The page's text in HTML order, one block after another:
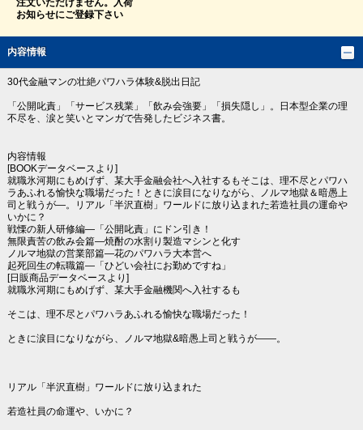
お知らせにご登録下さい
内容情報
30代金融マンの壮絶パワハラ体験&脱出日記
「公開叱責」「サービス残業」「飲み会強要」「損失隠し」。日本型企業の理
不尽を、涙と笑いとマンガで告発したビジネス書。
内容情報
[BOOKデータベースより]
就職氷河期にもめげず、某大手金融会社へ入社するもそこは、理不尽とパワハ
ラあふれる愉快な職場だった！ときに涙目になりながら、ノルマ地獄＆暗愚上
司と戦うが―。リアル「半沢直樹」ワールドに放り込まれた若造社員の運命や
いかに？
戦慄の新人研修編―「公開叱責」にドン引き！
無限責苦の飲み会篇―焼酎の水割り製造マシンと化す
ノルマ地獄の営業部篇―花のパワハラ大本営へ
起死回生の転職篇―「ひどい会社にお勤めですね」
[日販商品データベースより]
就職氷河期にもめげず、某大手金融機関へ入社するも
そこは、理不尽とパワハラあふれる愉快な職場だった！
ときに涙目になりながら、ノルマ地獄&暗愚上司と戦うが――。
リアル「半沢直樹」ワールドに放り込まれた
若造社員の命運や、いかに？